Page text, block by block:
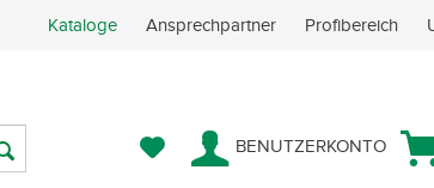
Kataloge Ansprechpartner Profibereich
BENUTZERKONTO